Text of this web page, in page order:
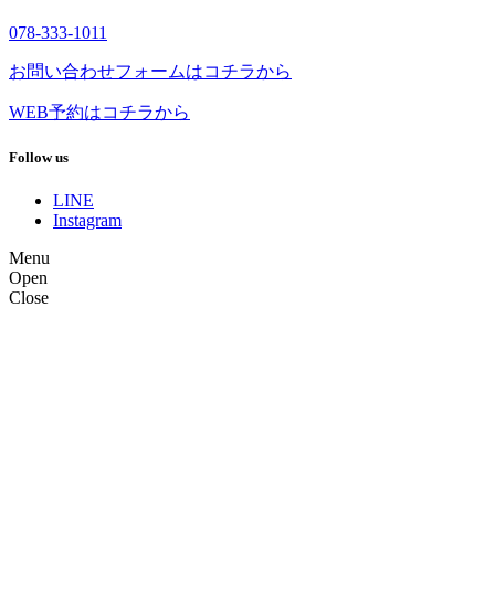
078-333-1011
お問い合わせフォームはコチラから
WEB予約はコチラから
Follow us
LINE
Instagram
Menu
Open
Close